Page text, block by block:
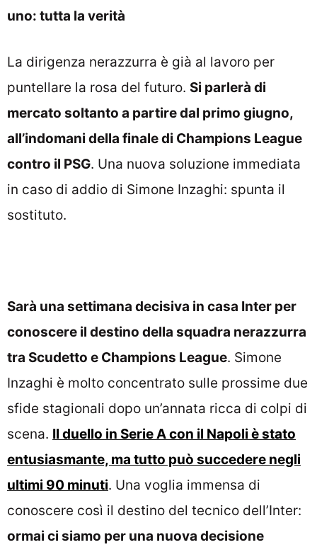
uno: tutta la verità
La dirigenza nerazzurra è già al lavoro per
puntellare la rosa del futuro. Si parlerà di
mercato soltanto a partire dal primo giugno,
all’indomani della finale di Champions League
contro il PSG. Una nuova soluzione immediata
in caso di addio di Simone Inzaghi: spunta il
sostituto.
Sarà una settimana decisiva in casa Inter per
conoscere il destino della squadra nerazzurra
tra Scudetto e Champions League. Simone
Inzaghi è molto concentrato sulle prossime due
sfide stagionali dopo un’annata ricca di colpi di
scena. Il duello in Serie A con il Napoli è stato
entusiasmante, ma tutto può succedere negli
ultimi 90 minuti. Una voglia immensa di
conoscere così il destino del tecnico dell’Inter:
ormai ci siamo per una nuova decisione